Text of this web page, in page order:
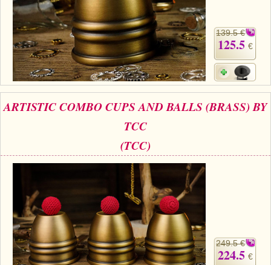
139.5 €
125.5 €
ARTISTIC COMBO CUPS AND BALLS (BRASS) BY
TCC
(TCC)
249.5 €
224.5 €